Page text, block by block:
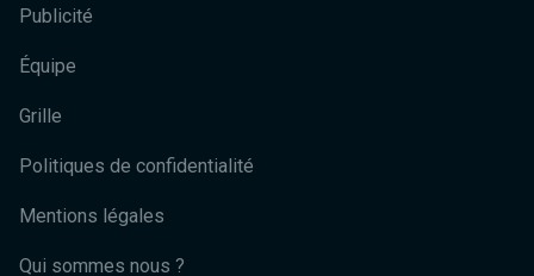
Publicité
Équipe
Grille
Politiques de confidentialité
Mentions légales
Qui sommes nous ?